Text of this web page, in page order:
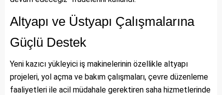
Altyapı ve Üstyapı Çalışmalarına
Güçlü Destek
Yeni kazıcı yükleyici iş makinelerinin özellikle altyapı
projeleri, yol açma ve bakım çalışmaları, çevre düzenleme
faaliyetleri ile acil müdahale gerektiren saha hizmetlerinde